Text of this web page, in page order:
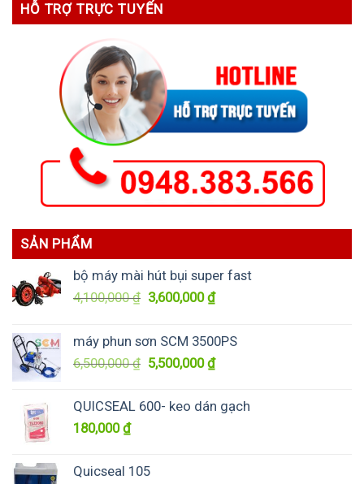
HỖ TRỢ TRỰC TUYẾN
SẢN PHẨM
bộ máy mài hút bụi super fast
4,100,000₫ Giá
4,100,000 ₫.
3,600,000₫Giá
tại
là:
3,600,000 ₫.
máy phun sơn SCM 3500PS
6,500,000₫ Giá
là:
6,500,000 ₫.
5,500,000₫Giá
là:
QUICSEAL 600- keo dán gạch
180,000₫
Quicseal 105